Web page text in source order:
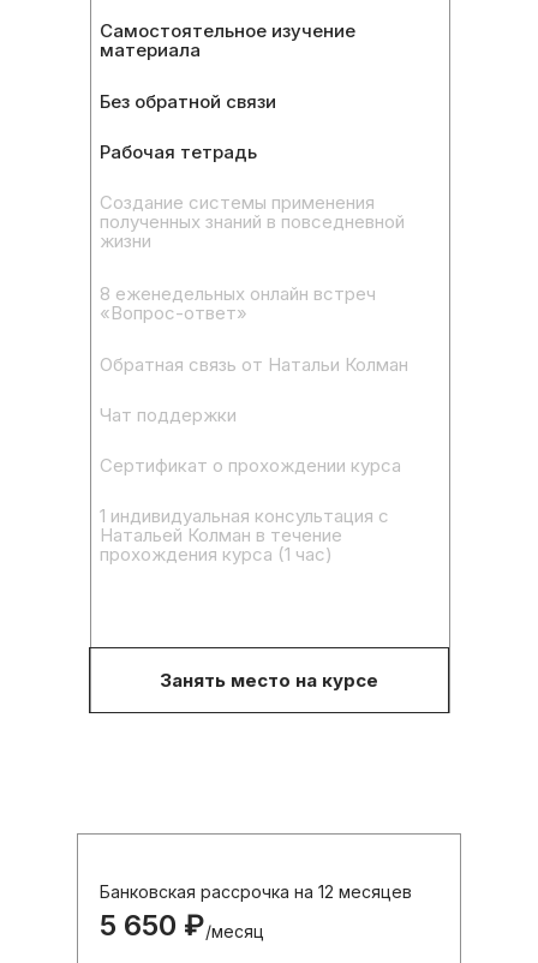
Банковская рассрочка на 12 месяцев
5 650 ₽/месяц
Занять место на курсе
Рабочая тетрадь
Создание системы применения
полученных знаний в повседневной
жизни
8 еженедельных онлайн встреч
«Вопрос-ответ»
Обратная связь от Натальи Колман
Чат поддержки
Сертификат о прохождении курса
1 индивидуальная консультация с
Натальей Колман в течение
прохождения курса (1 час)
Без обратной связи
Самостоятельное изучение
материала